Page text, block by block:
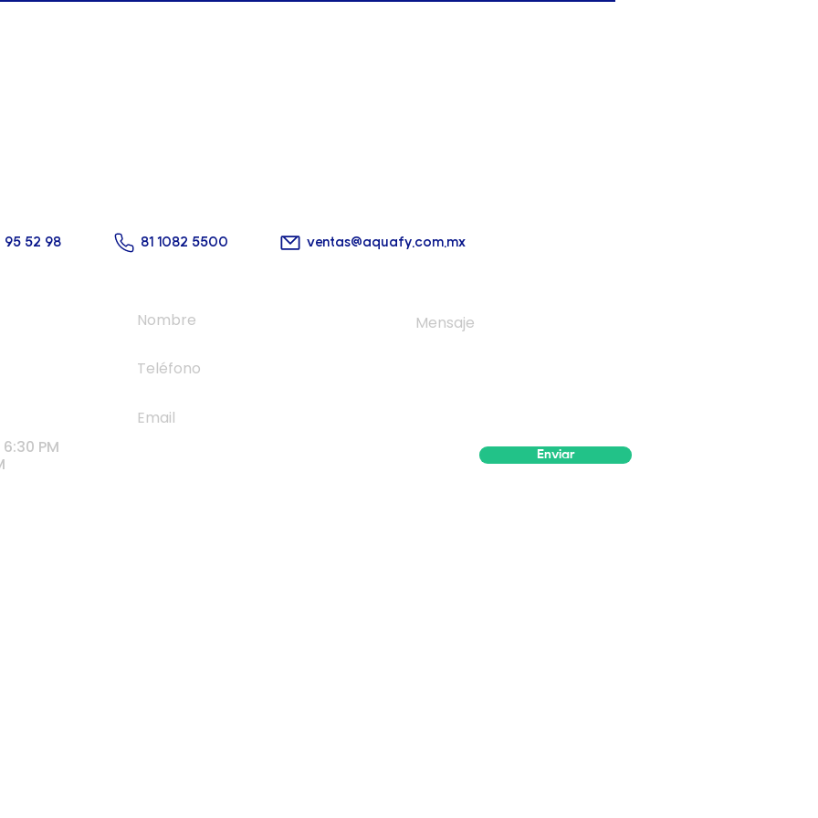
95 52 98 81 1082 5500 ventas@aquafy.com.mx
PM
Enviar